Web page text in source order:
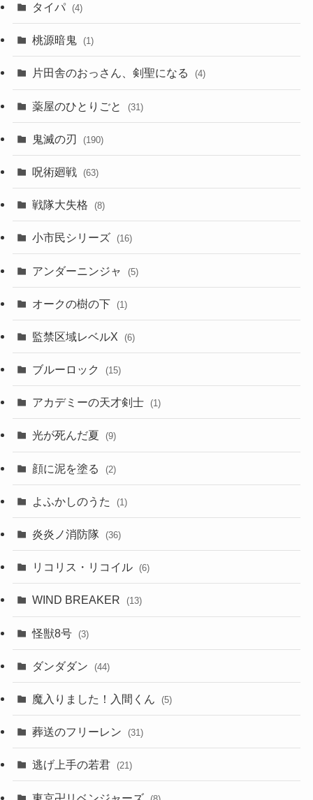
タイパ (4)
桃源暗鬼 (1)
片田舎のおっさん、剣聖になる (4)
薬屋のひとりごと (31)
鬼滅の刃 (190)
呪術廻戦 (63)
戦隊大失格 (8)
小市民シリーズ (16)
アンダーニンジャ (5)
オークの樹の下 (1)
監禁区域レベルX (6)
ブルーロック (15)
アカデミーの天才剣士 (1)
光が死んだ夏 (9)
顔に泥を塗る (2)
よふかしのうた (1)
炎炎ノ消防隊 (36)
リコリス・リコイル (6)
WIND BREAKER (13)
怪獣8号 (3)
ダンダダン (44)
魔入りました！入間くん (5)
葬送のフリーレン (31)
逃げ上手の若君 (21)